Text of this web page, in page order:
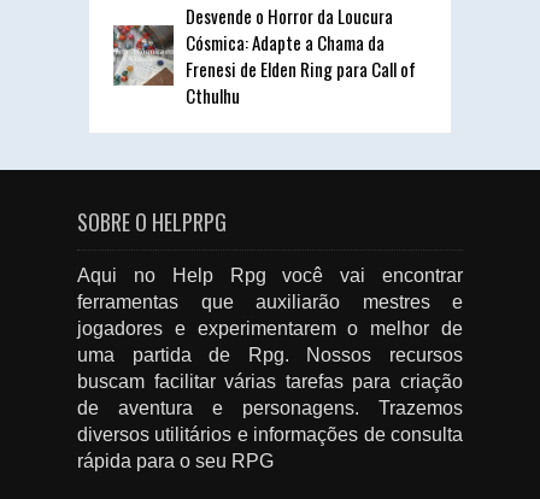
Desvende o Horror da Loucura
Cósmica: Adapte a Chama da
Frenesi de Elden Ring para Call of
Cthulhu
SOBRE O HELPRPG
Aqui no Help Rpg você vai encontrar
ferramentas que auxiliarão mestres e
jogadores e experimentarem o melhor de
uma partida de Rpg. Nossos recursos
buscam facilitar várias tarefas para criação
de aventura e personagens. Trazemos
diversos utilitários e informações de consulta
rápida para o seu RPG